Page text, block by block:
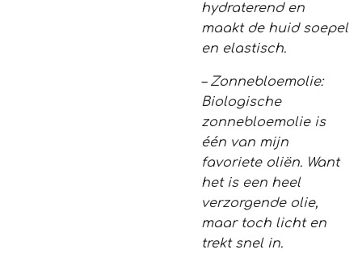
hydraterend en
maakt de huid soepel
en elastisch.
– Zonnebloemolie:
Biologische
zonnebloemolie is
één van mijn
favoriete oliën. Want
het is een heel
verzorgende olie,
maar toch licht en
trekt snel in.